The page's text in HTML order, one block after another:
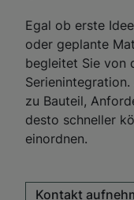
Egal ob erste
oder geplante
begleitet Sie von
zu Bauteil,
desto schneller
einordnen.
Kontakt